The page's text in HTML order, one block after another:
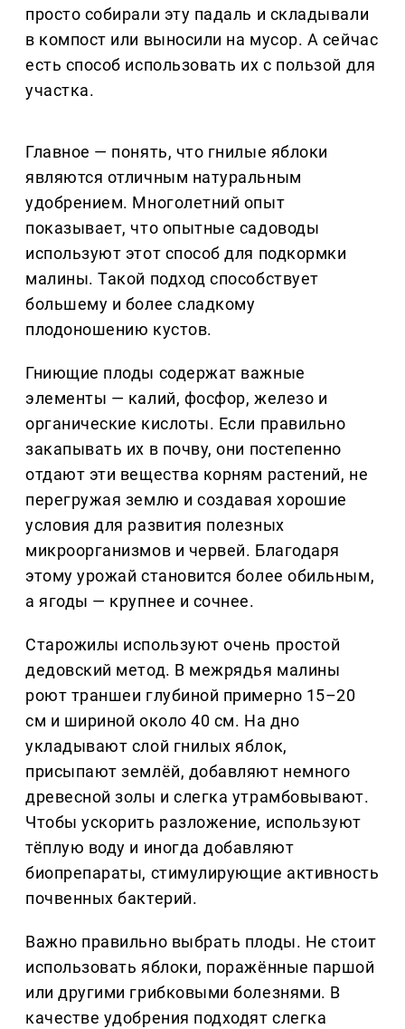
просто собирали эту падаль и складывали
в компост или выносили на мусор. А сейчас
есть способ использовать их с пользой для
участка.
Главное — понять, что гнилые яблоки
являются отличным натуральным
удобрением. Многолетний опыт
показывает, что опытные садоводы
используют этот способ для подкормки
малины. Такой подход способствует
большему и более сладкому
плодоношению кустов.
Гниющие плоды содержат важные
элементы — калий, фосфор, железо и
органические кислоты. Если правильно
закапывать их в почву, они постепенно
отдают эти вещества корням растений, не
перегружая землю и создавая хорошие
условия для развития полезных
микроорганизмов и червей. Благодаря
этому урожай становится более обильным,
а ягоды — крупнее и сочнее.
Старожилы используют очень простой
дедовский метод. В межрядья малины
роют траншеи глубиной примерно 15–20
см и шириной около 40 см. На дно
укладывают слой гнилых яблок,
присыпают землёй, добавляют немного
древесной золы и слегка утрамбовывают.
Чтобы ускорить разложение, используют
тёплую воду и иногда добавляют
биопрепараты, стимулирующие активность
почвенных бактерий.
Важно правильно выбрать плоды. Не стоит
использовать яблоки, поражённые паршой
или другими грибковыми болезнями. В
качестве удобрения подходят слегка